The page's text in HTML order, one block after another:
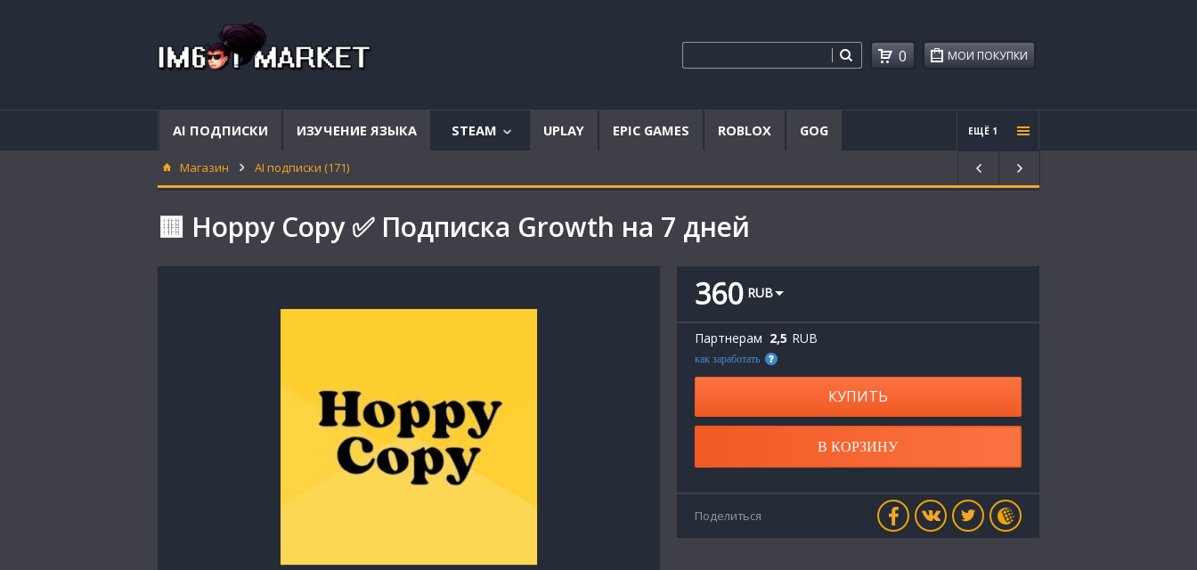
МОИ ПОКУПКИ
0
AI ПОДПИСКИ ИЗУЧЕНИЕ ЯЗЫКА STEAM
аккаунты
UPLAY EPIC GAMES ROBLOX GOG ЕЩЁ 1
Проче
е
Магазин AI подписки (171)
🟨 Hoppy Copy ✅ Подписка Growth на 7 дней
360 RUB
Партнерам 2,5 RUB
как заработать
КУПИТЬ
В КОРЗИНУ
Поделиться